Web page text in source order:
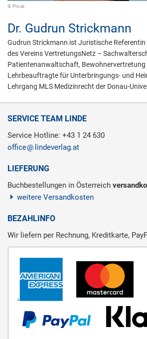
© Privat
Dr. Gudrun Strickmann
Gudrun Strickmann ist Juristische
des Vereins VertretungsNetz –
Patientenanwaltschaft, Bewohnervertretung
Lehrbeauftragte für Unterbringungs- und
Lehrgang MLS Medizinrecht der Donau-
SERVICE TEAM LINDE
Service Hotline: +43 1 24 630
office
lindeverlag.at
LIEFERUNG
Buchbestellungen in Österreich
weitere Versandkosten
BEZAHLINFO
Wir liefern per Rechnung, Kreditkarte,